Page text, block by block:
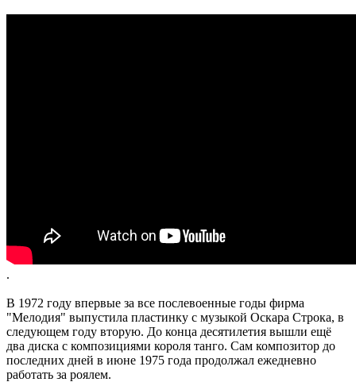
.
В 1972 году впервые за все послевоенные годы фирма
"Мелодия" выпустила пластинку с музыкой Оскара Строка, в
следующем году вторую. До конца десятилетия вышли ещё
два диска с композициями короля танго. Сам композитор до
последних дней в июне 1975 года продолжал ежедневно
работать за роялем.